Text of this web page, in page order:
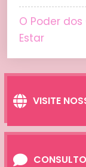
O Poder
Estar
VISITE